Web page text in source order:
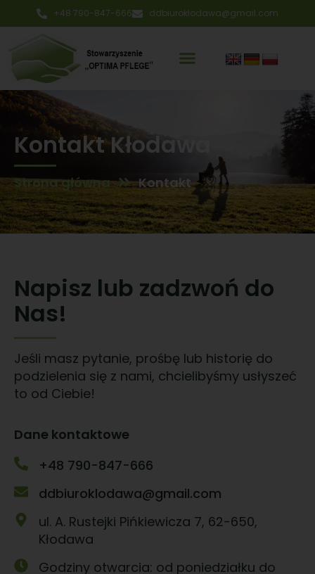
+48 790-847-666 ddbiuroklodawa@gmail.com
Kontakt Kłodawa
Strona główna Kontakt
Napisz lub zadzwoń do
Nas!
Jeśli masz pytanie, prośbę lub historię do
podzielenia się z nami, chcielibyśmy usłyszeć
to od Ciebie!
Dane kontaktowe
+48 790-847-666
ddbiuroklodawa@gmail.com
ul. A. Rustejki Pińkiewicza 7, 62-650,
Kłodawa
Godziny otwarcia: od poniedziałku do